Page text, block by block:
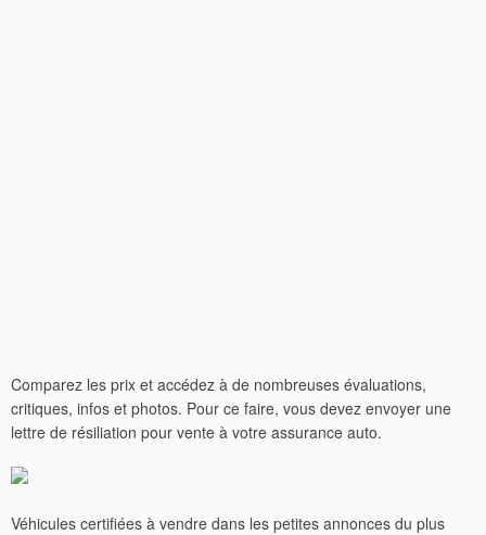
Comparez les prix et accédez à de nombreuses évaluations,
critiques, infos et photos. Pour ce faire, vous devez envoyer une
lettre de résiliation pour vente à votre assurance auto.
Véhicules certifiées à vendre dans les petites annonces du plus